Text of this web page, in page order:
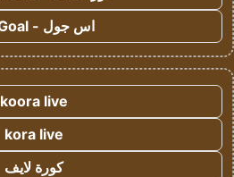
اس جول - AS Goal
koora live
kora live
كورة لايف